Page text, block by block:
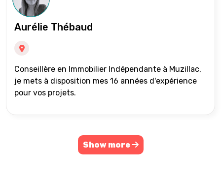
Aurélie Thébaud
Conseillère en Immobilier Indépendante à Muzillac,
je mets à disposition mes 16 années d'expérience
pour vos projets.
Show more